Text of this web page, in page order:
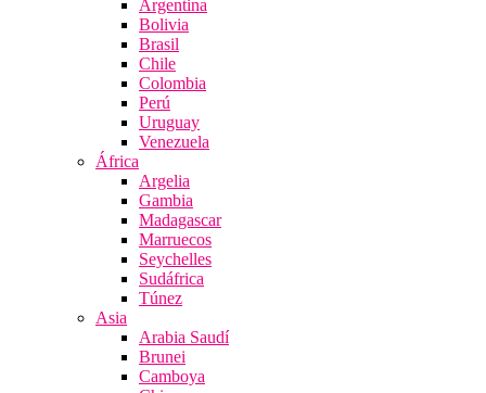
Argentina
Bolivia
Brasil
Chile
Colombia
Perú
Uruguay
Venezuela
África
Argelia
Gambia
Madagascar
Marruecos
Seychelles
Sudáfrica
Túnez
Asia
Arabia Saudí
Brunei
Camboya